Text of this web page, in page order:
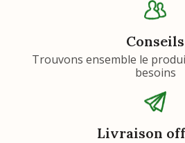
Conseils
Trouvons ensemble le
besoins
Livraison